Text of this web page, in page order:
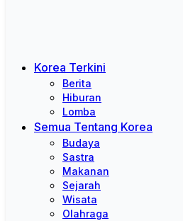
Korea Terkini
Berita
Hiburan
Lomba
Semua Tentang Korea
Budaya
Sastra
Makanan
Sejarah
Wisata
Olahraga